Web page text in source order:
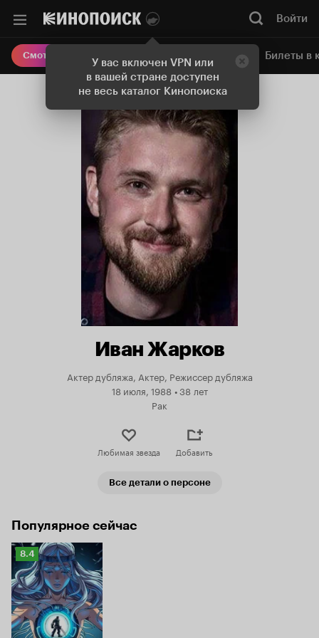
У вас включен VPN или
в вашей стране доступен
не весь каталог Кинопоиска
Войти
Смотреть кино Онлайн-кинотеатр Билеты в
Иван Жарков
Актер дубляжа, Актер, Режиссер дубляжа
18 июля, 1988 •38 лет
Рак
Любимая звезда Добавить
Все детали о персоне
Популярное сейчас
Рейтинг
Кинопоиска
8.4
8.4